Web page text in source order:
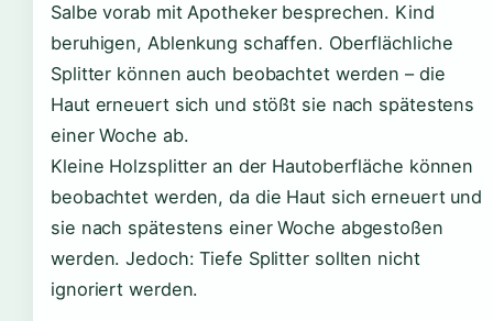
Salbe vorab mit Apotheker besprechen. Kind
beruhigen, Ablenkung schaffen. Oberflächliche
Splitter können auch beobachtet werden – die
Haut erneuert sich und stößt sie nach spätestens
einer Woche ab.
Kleine Holzsplitter an der Hautoberfläche können
beobachtet werden, da die Haut sich erneuert und
sie nach spätestens einer Woche abgestoßen
werden. Jedoch: Tiefe Splitter sollten nicht
ignoriert werden.